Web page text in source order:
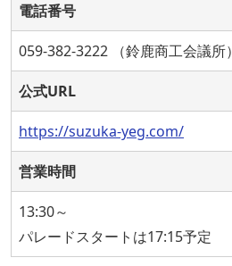
電話番号
059-382-3222 （鈴鹿商工会議所）
公式URL
https://suzuka-yeg.com/
営業時間
13:30～
パレードスタートは17:15予定